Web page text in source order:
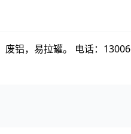
铝，易拉罐。 电话：